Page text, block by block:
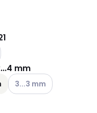
vaihtoehdotolevat
mm
vaihtoehdot
Katso käytettävissä
3...3 mm